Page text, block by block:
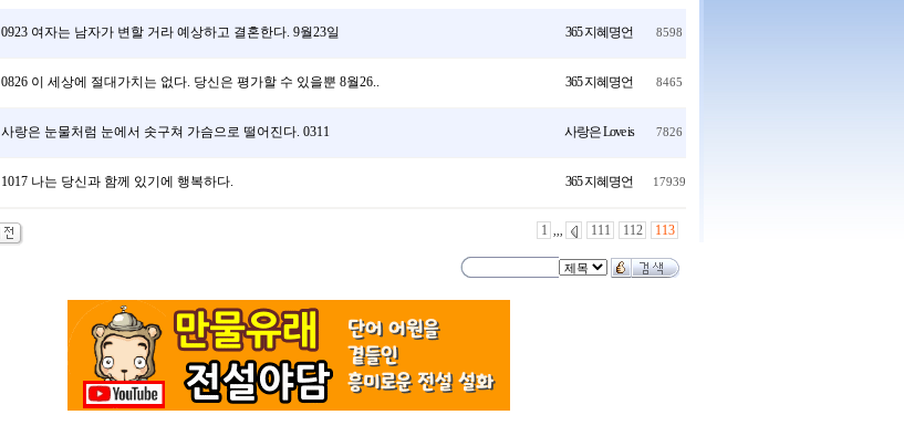
0923 여자는 남자가 변할 거라 예상하고 결혼한다. 9월23일 365 지혜명언 8598
0826 이 세상에 절대가치는 없다. 당신은 평가할 수 있을뿐 8월26.. 365 지혜명언 8465
사랑은 눈물처럼 눈에서 솟구쳐 가슴으로 떨어진다. 0311 사랑은 Love is 7826
1017 나는 당신과 함께 있기에 행복하다. 365 지혜명언 17939
1 111 112 113